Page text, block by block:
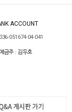
ACCOUNT
051674-04-041
예금주 : 김두호